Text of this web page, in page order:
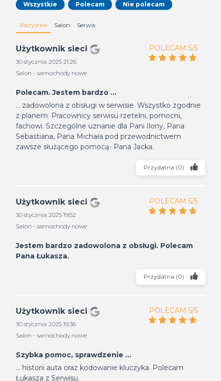
Wszystkie Salon Serwis
Wszystkie Polecam Nie polecam
Użytkownik sieci
30 stycznia 2025 21:26
Salon - samochody nowe
POLECAM 5/5
Polecam. Jestem bardzo ...
... zadowolona z obsługi w serwisie. Wszystko zgodnie
z planem. Pracownicy serwisu rzetelni, pomocni,
fachowi. Szczególne uznanie dla Pani Ilony, Pana
Sebastiana, Pana Michała pod przewodnictwem
zawsze służącego pomocą- Pana Jacka.
Przydatna (0)
Użytkownik sieci
30 stycznia 2025 19:52
Salon - samochody nowe
POLECAM 5/5
Jestem bardzo zadowolona z obsługi. Polecam
Pana Łukasza.
Przydatna (0)
Użytkownik sieci
30 stycznia 2025 19:36
Salon - samochody nowe
POLECAM 5/5
Szybka pomoc, sprawdzenie ...
... historii auta oraz kodowanie kluczyka. Polecam
Łukasza z Serwisu.